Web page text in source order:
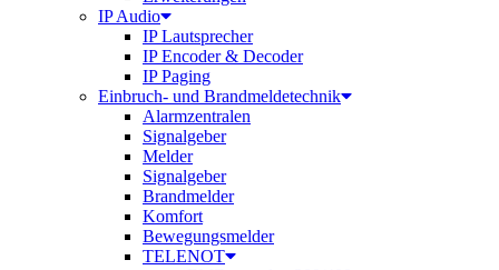
IP Audio
IP Lautsprecher
IP Encoder & Decoder
IP Paging
Einbruch- und Brandmeldetechnik
Alarmzentralen
Signalgeber
Melder
Signalgeber
Brandmelder
Komfort
Bewegungsmelder
TELENOT